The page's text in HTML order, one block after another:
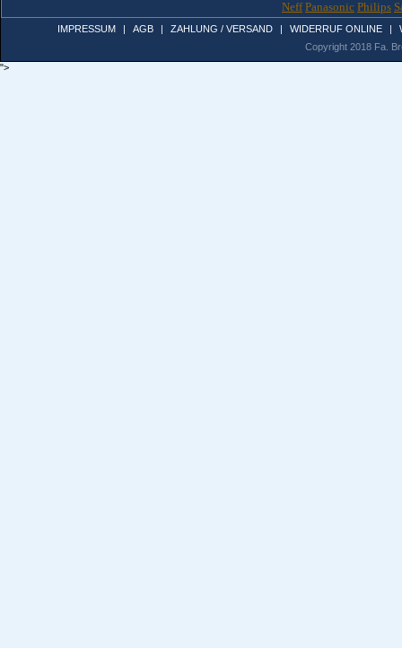
Neff Panasonic Philips
IMPRESSUM | AGB | ZAHLUNG / VERSAND | WIDERRUF ONLINE |
Copyright 2018 Fa.
">